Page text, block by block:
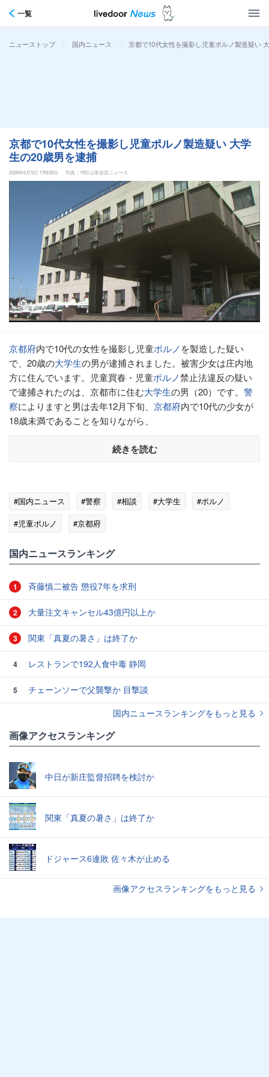
一覧
ニューストップ > 国内ニュース > 京都で10代女性を撮影し児童ポルノ製造疑い
京都で10代女性を撮影し児童ポルノ製造疑い 大学
生の20歳男を逮捕
2026年6月5日 17時25分 写真：YBC山形放送ニュース
京都府内で10代の女性を撮影し児童ポルノ を製造した疑い
で、20歳の大学生の男が逮捕されました。被害少女は庄内地
方に住んでいます。児童買春・児童ポルノ禁止法違反の疑い
で逮捕されたのは、京都市に住む大学生の男（20）です。 警
察によりますと男は去年12月下旬、 京都府内で10代の少女が
18歳未満であることを知りながら、
続きを読む
#国内ニュース #警察 #相談 #大学生
#ポルノ
#児童ポルノ
#京都府
国内ニュースランキング
1 斉藤慎二被告 懲役7年を求刑
2 大量注文キャンセル43億円以上か
3 関東「真夏の暑さ」は終了か
4 レストランで192人食中毒 静岡
5
チェーンソーで父襲撃か 目撃談
国内ニュースランキングをもっと見る
画像アクセスランキング
中日が新庄監督招聘を検討か
関東「真夏の暑さ」は終了か
ドジャース6連敗 佐々木が止める
画像アクセスランキングをもっと見る